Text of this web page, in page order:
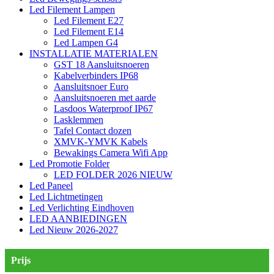
Led Filement Lampen
Led Filement E27
Led Filement E14
Led Lampen G4
INSTALLATIE MATERIALEN
GST 18 Aansluitsnoeren
Kabelverbinders IP68
Aansluitsnoer Euro
Aansluitsnoeren met aarde
Lasdoos Waterproof IP67
Lasklemmen
Tafel Contact dozen
XMVK-YMVK Kabels
Bewakings Camera Wifi App
Led Promotie Folder
LED FOLDER 2026 NIEUW
Led Paneel
Led Lichtmetingen
Led Verlichting Eindhoven
LED AANBIEDINGEN
Led Nieuw 2026-2027
Prijs